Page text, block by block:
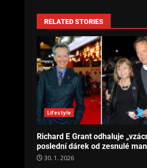
RELATED STORIES
Lifestyle
Richard E Grant odhaluje
poslední dárek od zesnulé
30. 1. 2026